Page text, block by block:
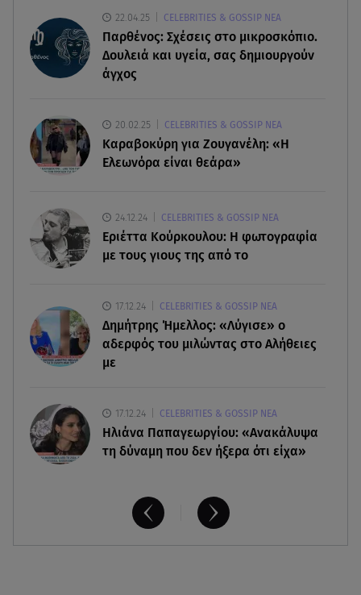
Κυψέλη: «Δεν μπορούσαμε να το πιστέψουμε»
07.08.26 , 09:47
Πασίγνωστη influencer «έφυγε» από τη ζωή μετά
από μάχη με σπάνιο καρκίνο
07.08.26 , 09:38
Στη φυλακή ο δήμαρχος Στυλίδας και άλλοι δύο
για τη φωτιά στη Βοιωτία
Ανδρομάχη: «Συγγνώμη. Δεν μπόρεσα να
ανταπεξέλθω»
πολυκατοικίας
22.04.25 CELEBRITIES & GOSSIP ΝΕΑ
Παρθένος: Σχέσεις στο μικροσκόπιο.
Δουλειά και υγεία, σας δημιουργούν
άγχος
20.02.25 CELEBRITIES & GOSSIP ΝΕΑ
Καραβοκύρη για Ζουγανέλη: «Η
Ελεωνόρα είναι θεάρα»
24.12.24 CELEBRITIES & GOSSIP ΝΕΑ
Εριέττα Κούρκουλου: Η φωτογραφία
με τους γιους της από το
17.12.24 CELEBRITIES & GOSSIP ΝΕΑ
Δημήτρης Ήμελλος: «Λύγισε» ο
αδερφός του μιλώντας στο Αλήθειες
με
17.12.24 CELEBRITIES & GOSSIP ΝΕΑ
Ηλιάνα Παπαγεωργίου: «Ανακάλυψα
τη δύναμη που δεν ήξερα ότι είχα»